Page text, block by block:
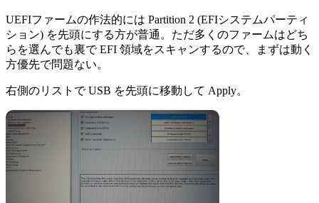
UEFIファームの作法的には Partition 2 (EFIシステムパーティ
ション) を先頭にする方が普通。ただ多くのファームはどち
らを選んでも裏で EFI 領域をスキャンするので、まずは動く
方優先で問題ない。
右側のリストで USB を先頭に移動して Apply。